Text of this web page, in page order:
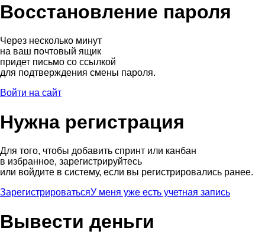
Восстановление пароля
Через несколько минут
на ваш почтовый ящик
придет письмо со ссылкой
для подтверждения смены пароля.
Войти на сайт
Нужна регистрация
Для того, чтобы добавить спринт или канбан
в избранное, зарегистрируйтесь
или войдите в систему, если вы регистрировались ранее.
ЗарегистрироватьсяУ меня уже есть учетная запись
Вывести деньги